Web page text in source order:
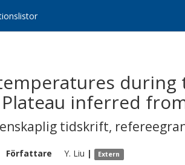
during
inferred
tidskrift,
Författare Y. Liu | Extern